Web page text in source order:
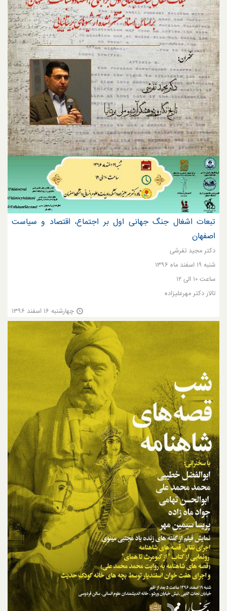
تبعات اشغال جنگ جهانی اول بر اجتماع، اقتصاد و سیاست
اصفهان
دکتر مجید تفرشی
شنبه ۱۹ اسفند ماه ۱۳۹۶
ساعت ۱۰ الی ۱۲
تالار دکتر مهرعلیزاده
چهارشنبه ۱۶ اسفند ۱۳۹۶